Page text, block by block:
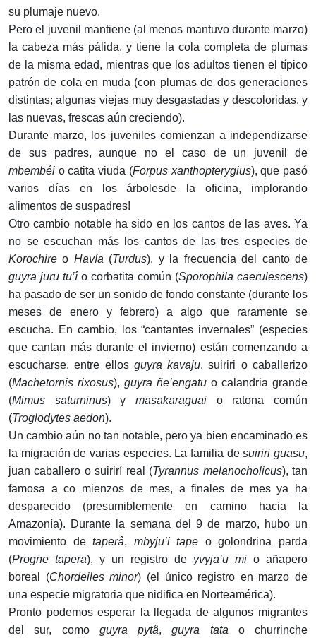
su plumaje nuevo.
Pero el juvenil mantiene (al menos mantuvo durante marzo)
la cabeza más pálida, y tiene la cola completa de plumas
de la misma edad, mientras que los adultos tienen el típico
patrón de cola en muda (con plumas de dos generaciones
distintas; algunas viejas muy desgastadas y descoloridas, y
las nuevas, frescas aún creciendo).
Durante marzo, los juveniles comienzan a independizarse
de sus padres, aunque no el caso de un juvenil de
mbembéi o catita viuda (Forpus xanthopterygius), que pasó
varios días en los árbolesde la oficina, implorando
alimentos de suspadres!
Otro cambio notable ha sido en los cantos de las aves. Ya
no se escuchan más los cantos de las tres especies de
Korochireo Havía (Turdus), y la frecuencia del canto de
guyra juru tu’îo corbatita común (Sporophila caerulescens)
ha pasado de ser un sonido de fondo constante (durante los
meses de enero y febrero) a algo que raramente se
escucha. En cambio, los “cantantes invernales” (especies
que cantan más durante el invierno) están comenzando a
escucharse, entre ellos guyra kavaju, suiriri o caballerizo
(Machetornis rixosus), guyra ñe’engatu o calandria grande
(Mimus saturninus) ymasakaraguai o ratona común
(Troglodytes aedon).
Un cambio aún no tan notable, pero ya bien encaminado es
la migración de varias especies. La familia desuiriri guasu,
juan caballero o suirirí real (Tyrannus melanocholicus), tan
famosa a co mienzos de mes, a finales de mes ya ha
desparecido (presumiblemente en camino hacia la
Amazonía). Durante la semana del 9 de marzo, hubo un
movimiento detaperâ, mbyju’i tape o golondrina parda
(Progne tapera), y un registro de yvyja’u mi o añapero
boreal (Chordeiles minor) (el único registro en marzo de
una especie migratoria que nidifica en Norteamérica).
Pronto podemos esperar la llegada de algunos migrantes
del sur, como guyra pytâ,guyra tata o churrinche